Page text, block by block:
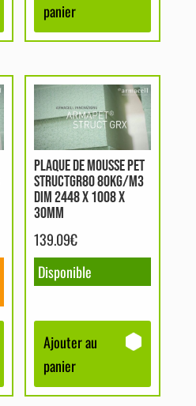
panier
PLAQUE DE MOUSSE PET
STRUCTGR80 80KG/M3
DIM 2448 X 1008 X
30MM
139.09€
Disponible
Ajouter au
panier